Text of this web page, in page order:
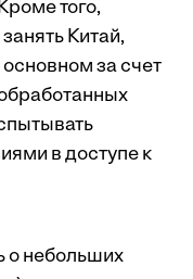
того,
Китай,
за счет
в доступе к
о небольших